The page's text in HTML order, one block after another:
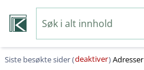
Siste besøkte sider (deaktiver)Adresser